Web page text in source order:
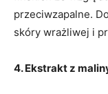
przeciwzapalne.​
skóry wrażliwej i⁣
4. Ekstrakt z